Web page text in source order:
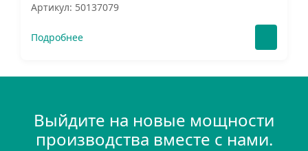
Артикул: 50137079
Подробнее
Выйдите на новые мощности
производства вместе с нами.